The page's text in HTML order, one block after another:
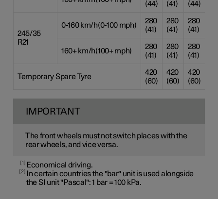
(44)
(41)
(44)
245/35
R21
0-160 km/h(0-100 mph)
280
(41)
280
(41)
280
(41)
160+ km/h(100+ mph)
280
(41)
280
(41)
280
(41)
Temporary Spare Tyre
420
(60)
420
(60)
420
(60)
IMPORTANT
The front wheels must not switch places with the
rear wheels, and vice versa.
1 Economical driving.
2
In certain countries the "bar" unit is used alongside
the SI unit "Pascal": 1 bar = 100 kPa.